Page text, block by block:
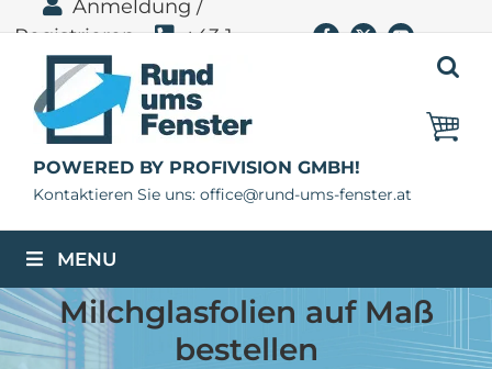
Inhalt
springen
Anmeldung /
Registrieren
+43 1
400 11 06
Facebook
X YouTube
POWERED BY PROFIVISION GMBH!
Kontaktieren Sie uns: office@rund-ums-fenster.at
MENU
Milchglasfolien auf Maß
bestellen